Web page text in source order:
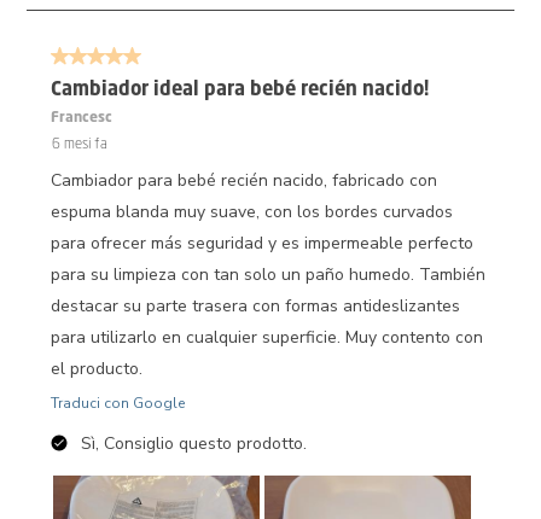
3
recensioni.
5 su 5 stelle.
Cambiador ideal para bebé recién nacido!
Francesc
6 mesi fa
Cambiador para bebé recién nacido, fabricado con
espuma blanda muy suave, con los bordes curvados
para ofrecer más seguridad y es impermeable perfecto
para su limpieza con tan solo un paño humedo. También
destacar su parte trasera con formas antideslizantes
para utilizarlo en cualquier superficie. Muy contento con
el producto.
Traduci con Google
Sì, Consiglio questo prodotto.